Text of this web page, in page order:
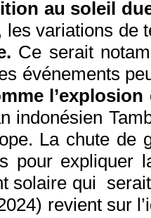
au soleil
les variations
Ce serait
événements
indonésien
La chute de
pour expliquer
solaire qui
revient sur